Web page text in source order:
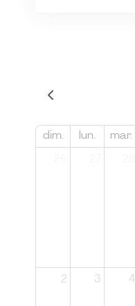
dim. lun. mar.
2 3 4